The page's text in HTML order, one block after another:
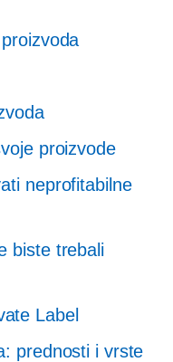
proizvode
neprofitabilne
biste trebali
Label
prednosti i vrste